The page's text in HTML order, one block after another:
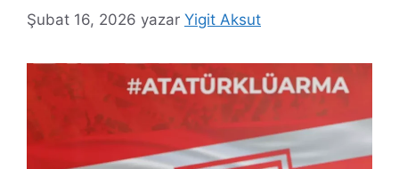
Şubat 16, 2026 yazar Yigit Aksut